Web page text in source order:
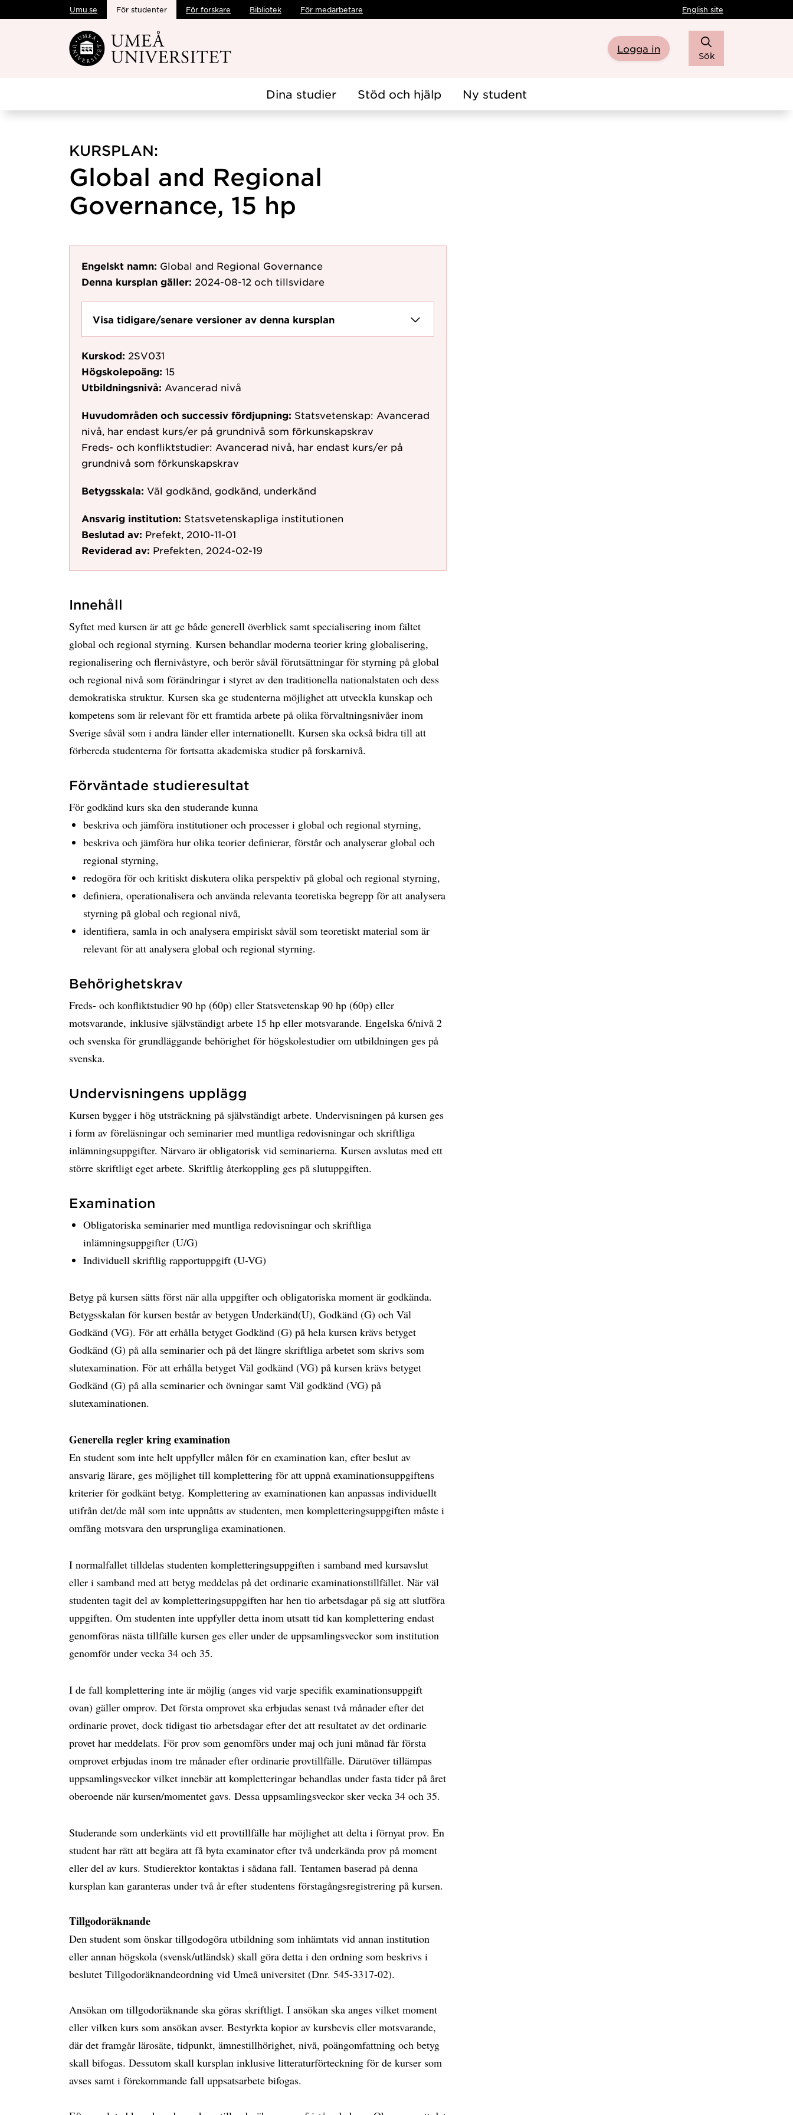
Hoppa direkt till innehållet
Umu.se För studenter För forskare Bibliotek För medarbetare English site
Logga in
Sök
Dina studier Stöd och hjälp Ny student
KURSPLAN:
Global and Regional
Governance, 15 hp
Engelskt namn: Global and Regional Governance
Denna kursplan gäller: 2024-08-12 och tillsvidare
Visa tidigare/senare versioner av denna kursplan
Kurskod: 2SV031
Högskolepoäng: 15
Utbildningsnivå: Avancerad nivå
Huvudområden och successiv fördjupning: Statsvetenskap: Avancerad
nivå, har endast kurs/er på grundnivå som förkunskapskrav
Freds- och konfliktstudier: Avancerad nivå, har endast kurs/er på
grundnivå som förkunskapskrav
Betygsskala: Väl godkänd, godkänd, underkänd
Ansvarig institution: Statsvetenskapliga institutionen
Beslutad av: Prefekt, 2010-11-01
Reviderad av: Prefekten, 2024-02-19
Innehåll
Syftet med kursen är att ge både generell överblick samt specialisering inom fältet
global och regional styrning. Kursen behandlar moderna teorier kring globalisering,
regionalisering och flernivåstyre, och berör såväl förutsättningar för styrning på global
och regional nivå som förändringar i styret av den traditionella nationalstaten och dess
demokratiska struktur. Kursen ska ge studenterna möjlighet att utveckla kunskap och
kompetens som är relevant för ett framtida arbete på olika förvaltningsnivåer inom
Sverige såväl som i andra länder eller internationellt. Kursen ska också bidra till att
förbereda studenterna för fortsatta akademiska studier på forskarnivå.
Förväntade studieresultat
För godkänd kurs ska den studerande kunna
beskriva och jämföra institutioner och processer i global och regional styrning,
beskriva och jämföra hur olika teorier definierar, förstår och analyserar global och
regional styrning,
redogöra för och kritiskt diskutera olika perspektiv på global och regional styrning,
definiera, operationalisera och använda relevanta teoretiska begrepp för att analysera
styrning på global och regional nivå,
identifiera, samla in och analysera empiriskt såväl som teoretiskt material som är
relevant för att analysera global och regional styrning.
Behörighetskrav
Freds- och konfliktstudier 90 hp (60p) eller Statsvetenskap 90 hp (60p) eller
motsvarande, inklusive självständigt arbete 15 hp eller motsvarande. Engelska 6/nivå 2
och svenska för grundläggande behörighet för högskolestudier om utbildningen ges på
svenska.
Undervisningens upplägg
Kursen bygger i hög utsträckning på självständigt arbete. Undervisningen på kursen ges
i form av föreläsningar och seminarier med muntliga redovisningar och skriftliga
inlämningsuppgifter. Närvaro är obligatorisk vid seminarierna. Kursen avslutas med ett
större skriftligt eget arbete. Skriftlig återkoppling ges på slutuppgiften.
Examination
Obligatoriska seminarier med muntliga redovisningar och skriftliga
inlämningsuppgifter (U/G)
Individuell skriftlig rapportuppgift (U-VG)
Betyg på kursen sätts först när alla uppgifter och obligatoriska moment är godkända.
Betygsskalan för kursen består av betygen Underkänd(U), Godkänd (G) och Väl
Godkänd (VG). För att erhålla betyget Godkänd (G) på hela kursen krävs betyget
Godkänd (G) på alla seminarier och på det längre skriftliga arbetet som skrivs som
slutexamination. För att erhålla betyget Väl godkänd (VG) på kursen krävs betyget
Godkänd (G) på alla seminarier och övningar samt Väl godkänd (VG) på
slutexaminationen.
Generella regler kring examination
En student som inte helt uppfyller målen för en examination kan, efter beslut av
ansvarig lärare, ges möjlighet till komplettering för att uppnå examinationsuppgiftens
kriterier för godkänt betyg. Komplettering av examinationen kan anpassas individuellt
utifrån det/de mål som inte uppnåtts av studenten, men kompletteringsuppgiften måste i
omfång motsvara den ursprungliga examinationen.
I normalfallet tilldelas studenten kompletteringsuppgiften i samband med kursavslut
eller i samband med att betyg meddelas på det ordinarie examinationstillfället. När väl
studenten tagit del av kompletteringsuppgiften har hen tio arbetsdagar på sig att slutföra
uppgiften. Om studenten inte uppfyller detta inom utsatt tid kan komplettering endast
genomföras nästa tillfälle kursen ges eller under de uppsamlingsveckor som institution
genomför under vecka 34 och 35.
I de fall komplettering inte är möjlig (anges vid varje specifik examinationsuppgift
ovan) gäller omprov. Det första omprovet ska erbjudas senast två månader efter det
ordinarie provet, dock tidigast tio arbetsdagar efter det att resultatet av det ordinarie
provet har meddelats. För prov som genomförs under maj och juni månad får första
omprovet erbjudas inom tre månader efter ordinarie provtillfälle. Därutöver tillämpas
uppsamlingsveckor vilket innebär att kompletteringar behandlas under fasta tider på året
oberoende när kursen/momentet gavs. Dessa uppsamlingsveckor sker vecka 34 och 35.
Studerande som underkänts vid ett provtillfälle har möjlighet att delta i förnyat prov. En
student har rätt att begära att få byta examinator efter två underkända prov på moment
eller del av kurs. Studierektor kontaktas i sådana fall. Tentamen baserad på denna
kursplan kan garanteras under två år efter studentens förstagångsregistrering på kursen.
Tillgodoräknande
Den student som önskar tillgodogöra utbildning som inhämtats vid annan institution
eller annan högskola (svensk/utländsk) skall göra detta i den ordning som beskrivs i
beslutet Tillgodoräknandeordning vid Umeå universitet (Dnr. 545-3317-02).
Ansökan om tillgodoräknande ska göras skriftligt. I ansökan ska anges vilket moment
eller vilken kurs som ansökan avser. Bestyrkta kopior av kursbevis eller motsvarande,
där det framgår lärosäte, tidpunkt, ämnestillhörighet, nivå, poängomfattning och betyg
skall bifogas. Dessutom skall kursplan inklusive litteraturförteckning för de kurser som
avses samt i förekommande fall uppsatsarbete bifogas.